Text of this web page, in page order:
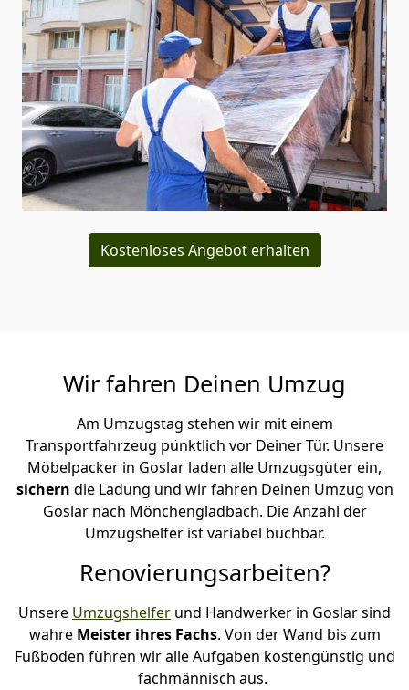
Kostenloses Angebot erhalten
Wir fahren Deinen Umzug
Am Umzugstag stehen wir mit einem
Transportfahrzeug pünktlich vor Deiner Tür. Unsere
Möbelpacker in Goslar laden alle Umzugsgüter ein,
sichern die Ladung und wir fahren Deinen Umzug von
Goslar nach Mönchen­gladbach. Die Anzahl der
Umzugshelfer ist variabel buchbar.
Renovierungsarbeiten?
Unsere Umzugshelfer und Handwerker in Goslar sind
wahre Meister ihres Fachs. Von der Wand bis zum
Fußboden führen wir alle Aufgaben kostengünstig und
fachmännisch aus.